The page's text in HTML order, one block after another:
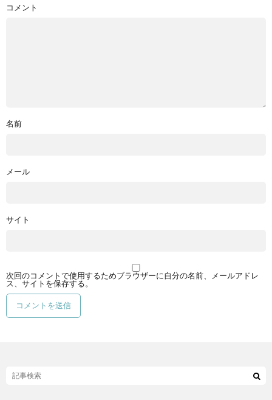
コメント
名前
メール
サイト
次回のコメントで使用するためブラウザーに自分の名前、メールアドレ
ス、サイトを保存する。